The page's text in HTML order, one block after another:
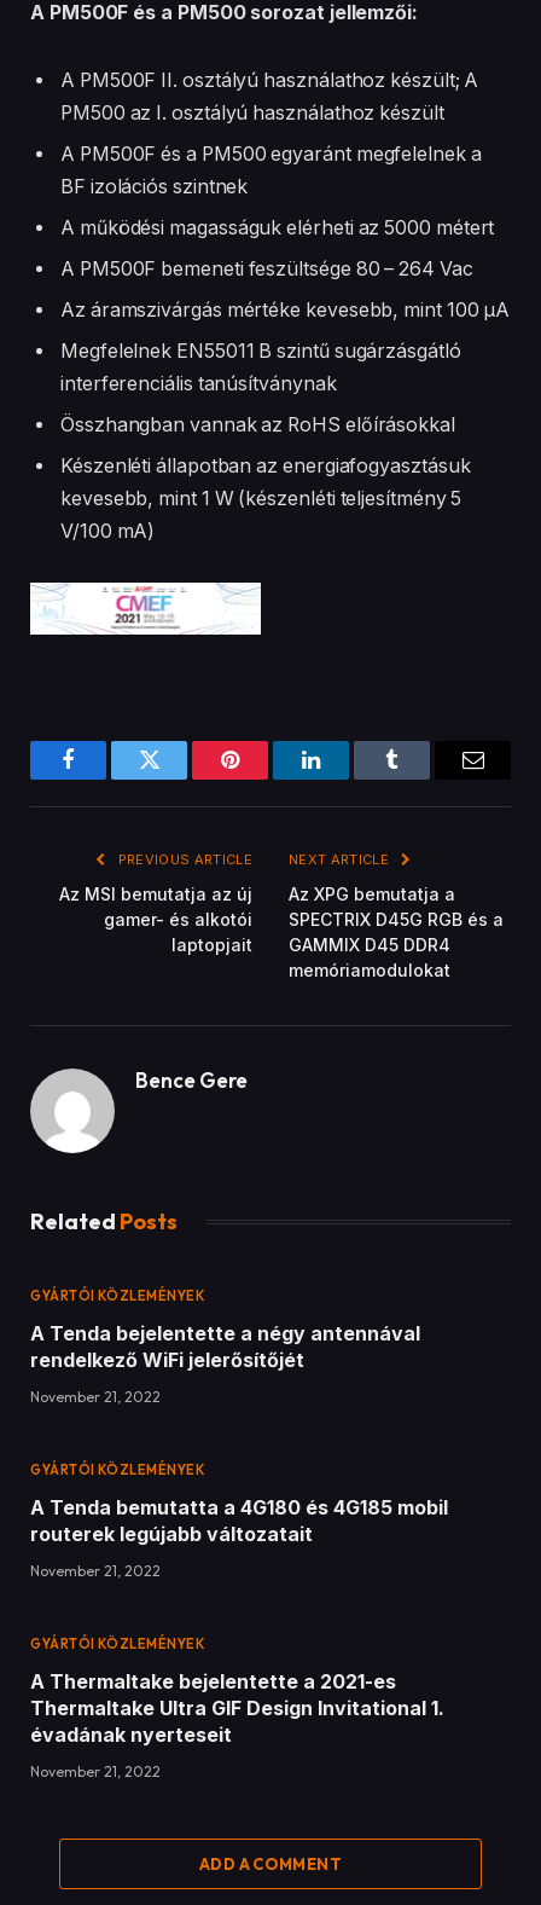
A PM500F és a PM500 sorozat jellemzői:
A PM500F II. osztályú használathoz készült; A
PM500 az I. osztályú használathoz készült
A PM500F és a PM500 egyaránt megfelelnek a
BF izolációs szintnek
A működési magasságuk elérheti az 5000 métert
A PM500F bemeneti feszültsége 80 – 264 Vac
Az áramszivárgás mértéke kevesebb, mint 100 μA
Megfelelnek EN55011 B szintű sugárzásgátló
interferenciális tanúsítványnak
Összhangban vannak az RoHS előírásokkal
Készenléti állapotban az energiafogyasztásuk
kevesebb, mint 1 W (készenléti teljesítmény 5
V/100 mA) ​​​​​​​
FacebookTwitter Pinterest LinkedInTumblr
PREVIOUS ARTICLE
Az MSI bemutatja az új
gamer- és alkotói
laptopjait
NEXT ARTICLE
Az XPG bemutatja a
SPECTRIX D45G RGB és a
GAMMIX D45 DDR4
memóriamodulokat
Bence Gere
Related Posts
GYÁRTÓI KÖZLEMÉNYEK
A Tenda bejelentette a négy antennával
rendelkező WiFi jelerősítőjét
November 21, 2022
GYÁRTÓI KÖZLEMÉNYEK
A Tenda bemutatta a 4G180 és 4G185 mobil
routerek legújabb változatait
November 21, 2022
GYÁRTÓI KÖZLEMÉNYEK
A Thermaltake bejelentette a 2021-es
Thermaltake Ultra GIF Design Invitational 1.
évadának nyerteseit
November 21, 2022
ADD A COMMENT